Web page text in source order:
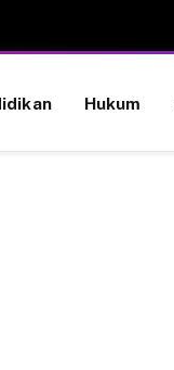
Hukum